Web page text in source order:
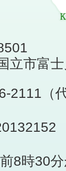
立市富
2111（
8時30